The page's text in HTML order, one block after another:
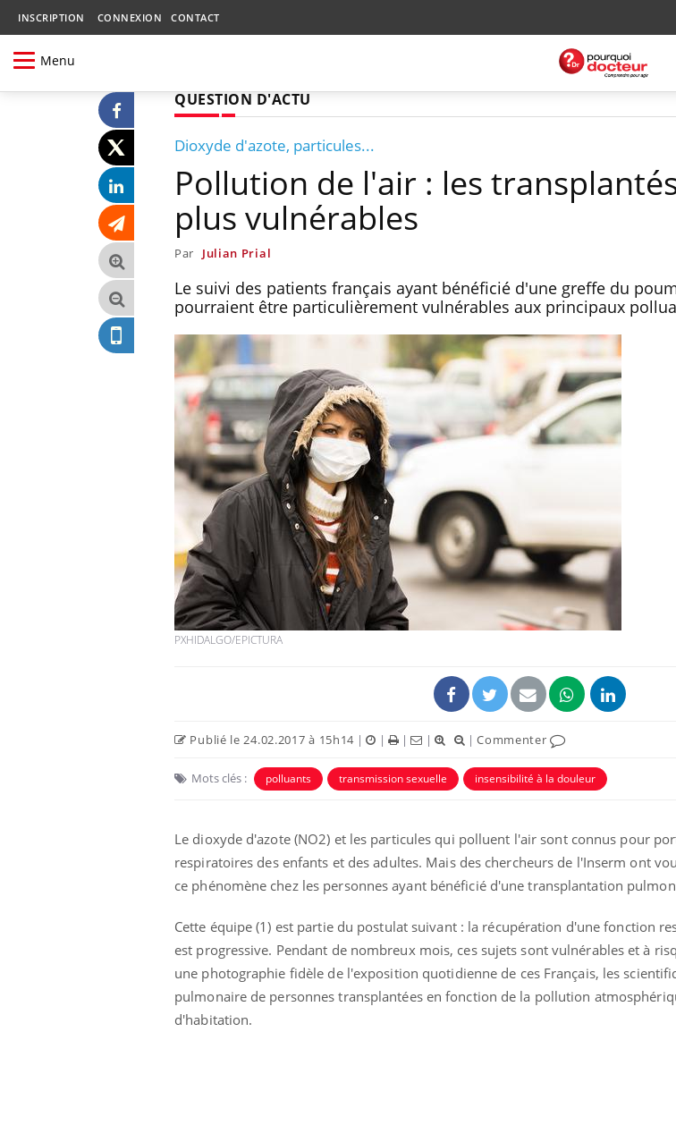
INSCRIPTION CONNEXION CONTACT
Menu
QUESTION D'ACTU
Dioxyde d'azote, particules...
Pollution de l'air : les
plus vulnérables
Par Julian Prial
Le suivi des patients français ayant bénéficié d'une greffe du
pourraient être particulièrement vulnérables aux principaux
PXHIDALGO/EPICTURA
Publié le 24.02.2017 à 15h14 | | | | |Commenter
Mots clés : polluants transmission sexuelle insensibilité à la douleur
Le dioxyde d'azote (NO2) et les particules qui polluent l'air sont connus pour
respiratoires des enfants et des adultes. Mais des chercheurs de l'Inserm ont
ce phénomène chez les personnes ayant bénéficié d'une transplantation
Cette équipe (1) est partie du postulat suivant : la récupération d'une fonction
est progressive. Pendant de nombreux mois, ces sujets sont vulnérables et à
une photographie fidèle de l'exposition quotidienne de ces Français, les
pulmonaire de personnes transplantées en fonction de la pollution
d'habitation.